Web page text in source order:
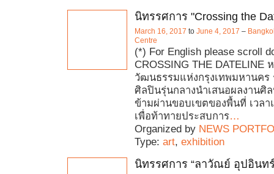
นิทรรศการ "Crossing the
March 16, 2017 to June 4, 2017 –
Centre
(*) For English please scroll
CROSSING THE DATELINE
วัฒนธรรมแห่งกรุงเทพมหานคร
ศิลปินรุ่นกลางนำเสนอผลงานศิ
ข้ามผ่านขอบเขตของพื้นที่ เวล
เพื่อท้าทายประสบการ…
Organized by NEWS
Type: art, exhibition
นิทรรศการ “ลาวัณย์ อุปอินท